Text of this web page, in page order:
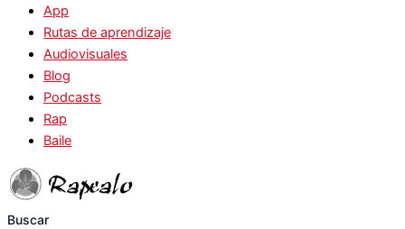
App
Rutas de aprendizaje
Audiovisuales
Blog
Podcasts
Rap
Baile
Buscar